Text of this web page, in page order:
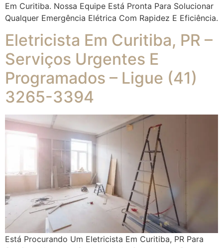
Em Curitiba. Nossa Equipe Está Pronta Para Solucionar
Qualquer Emergência Elétrica Com Rapidez E Eficiência.
Eletricista Em Curitiba, PR –
Serviços Urgentes E
Programados – Ligue (41)
3265-3394
Está Procurando Um Eletricista Em Curitiba, PR Para